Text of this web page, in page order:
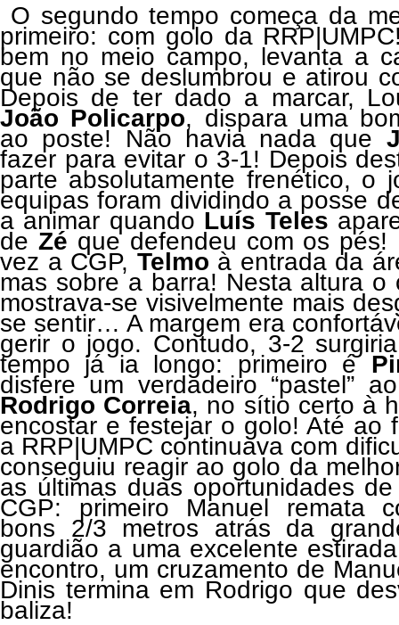
O segundo tempo começa da
primeiro: com golo da
bem no meio campo, levanta a
que não se deslumbrou e atirou
Depois de ter dado a marcar,
João Policarpo, dispara uma
ao poste! Não havia nada que
fazer para evitar o 3-1! Depois
parte absolutamente frenético, o
equipas foram dividindo a posse
a animar quando Luís Teles
de Zé que defendeu com os pés!
vez a CGP, Telmo à entrada da
mas sobre a barra! Nesta altura o
mostrava-se visivelmente mais
se sentir… A margem era
gerir o jogo. Contudo, 3-2
tempo já ia longo: primeiro é
disfere um verdadeiro “pastel”
Rodrigo Correia, no sítio certo à
encostar e festejar o golo! Até ao
a RRP|UMPC continuava com
conseguiu reagir ao golo da
as últimas duas oportunidades
CGP: primeiro Manuel remata
bons 2/3 metros atrás da
guardião a uma excelente
encontro, um cruzamento de
Dinis termina em Rodrigo que
baliza!